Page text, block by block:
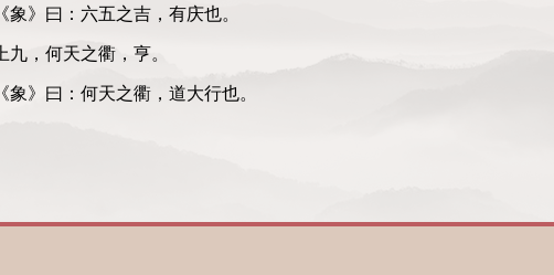
《象》曰：六五之吉，有庆也。
上九，何天之衢，亨。
《象》曰：何天之衢，道大行也。